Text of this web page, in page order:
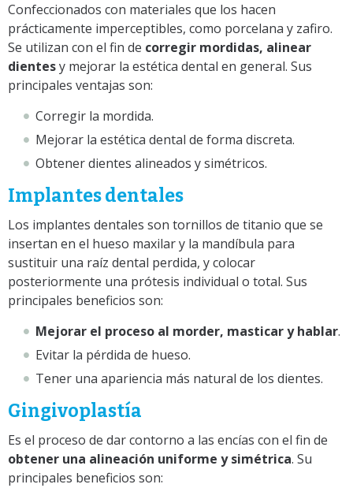
Confeccionados con materiales que los hacen
prácticamente imperceptibles, como porcelana y zafiro.
Se utilizan con el fin de corregir mordidas, alinear
dientesy mejorar la estética dental en general. Sus
principales ventajas son:
Corregir la mordida.
Mejorar la estética dental de forma discreta.
Obtener dientes alineados y simétricos.
Implantes dentales
Los implantes dentales son tornillos de titanio que se
insertan en el hueso maxilar y la mandíbula para
sustituir una raíz dental perdida, y colocar
posteriormente una prótesis individual o total. Sus
principales beneficios son:
Mejorar el proceso al morder, masticar y hablar.
Evitar la pérdida de hueso.
Tener una apariencia más natural de los dientes.
Gingivoplastía
Es el proceso de dar contorno a las encías con el fin de
obtener una alineación uniforme y simétrica. Su
principales beneficios son: